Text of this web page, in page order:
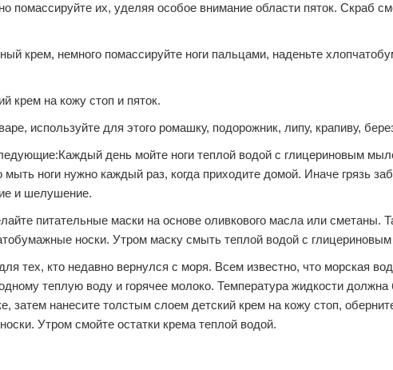
помассируйте их, уделяя особое внимание области пяток. Скраб
крем, немного помассируйте ноги пальцами, наденьте
крем на кожу стоп и пяток.
используйте для этого ромашку, подорожник, липу, крапиву,
день мойте ноги теплой водой с глицериновым
ноги нужно каждый раз, когда приходите домой. Иначе грязь
и шелушение.
питательные маски на основе оливкового масла или сметаны.
носки. Утром маску смыть теплой водой с
тех, кто недавно вернулся с моря. Всем известно, что морская
теплую воду и горячее молоко. Температура жидкости
затем нанесите толстым слоем детский крем на кожу стоп,
Утром смойте остатки крема теплой водой.